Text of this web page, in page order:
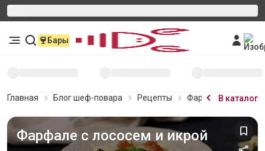
Бары
Главная Блог шеф-повара Рецепты Фарфале с лососем
В каталог
Фарфале с лососем и икрой